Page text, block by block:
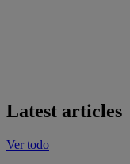
Latest articles
Ver todo